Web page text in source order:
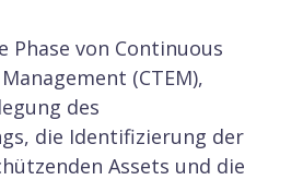
Phase von Continuous
(CTEM),
des
die Identifizierung der
Assets und die